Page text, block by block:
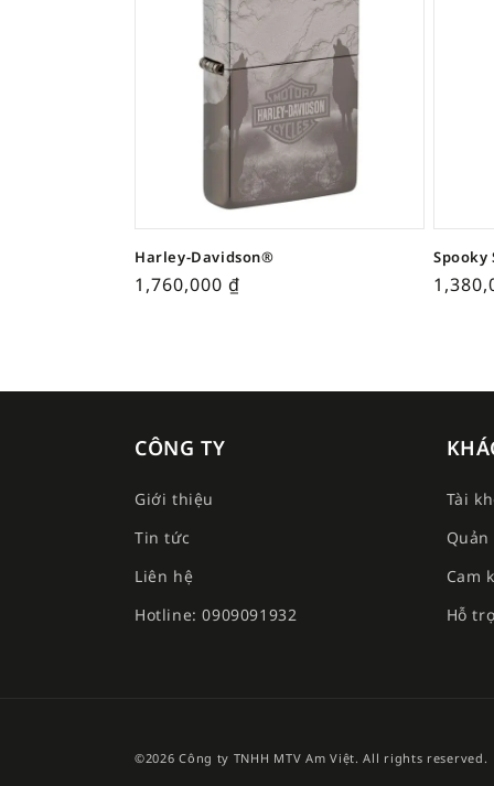
Harley-Davidson®
1,760,000 ₫
Spooky
CÔNG TY
Giới thiệu
Tin tức
Liên hệ
Hotline: 0909091932
Tài
Cam
Hỗ
©2026 Công ty TNHH MTV Am Việt. All rights reserved.